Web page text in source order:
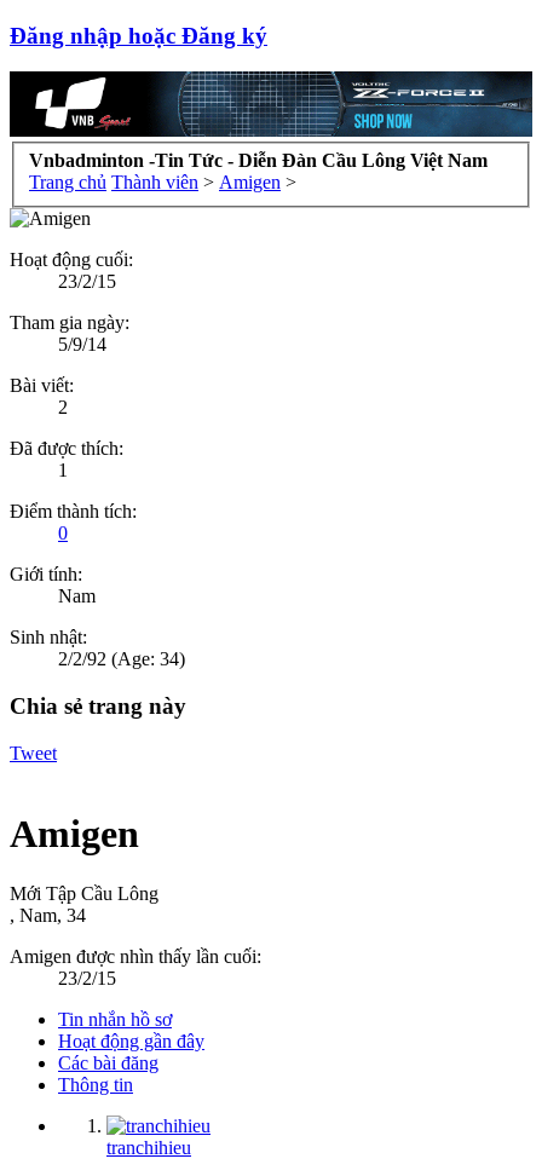
Đăng nhập hoặc Đăng ký
Vnbadminton -Tin Tức - Diễn Đàn Cầu Lông Việt Nam
Trang chủ Thành viên > Amigen >
Hoạt động cuối:
23/2/15
Tham gia ngày:
5/9/14
Bài viết:
2
Đã được thích:
1
Điểm thành tích:
0
Giới tính:
Nam
Sinh nhật:
2/2/92 (Age: 34)
Chia sẻ trang này
Tweet
Amigen
Mới Tập Cầu Lông
, Nam, 34
Amigen được nhìn thấy lần cuối:
23/2/15
Tin nhắn hồ sơ
Hoạt động gần đây
Các bài đăng
Thông tin
tranchihieu